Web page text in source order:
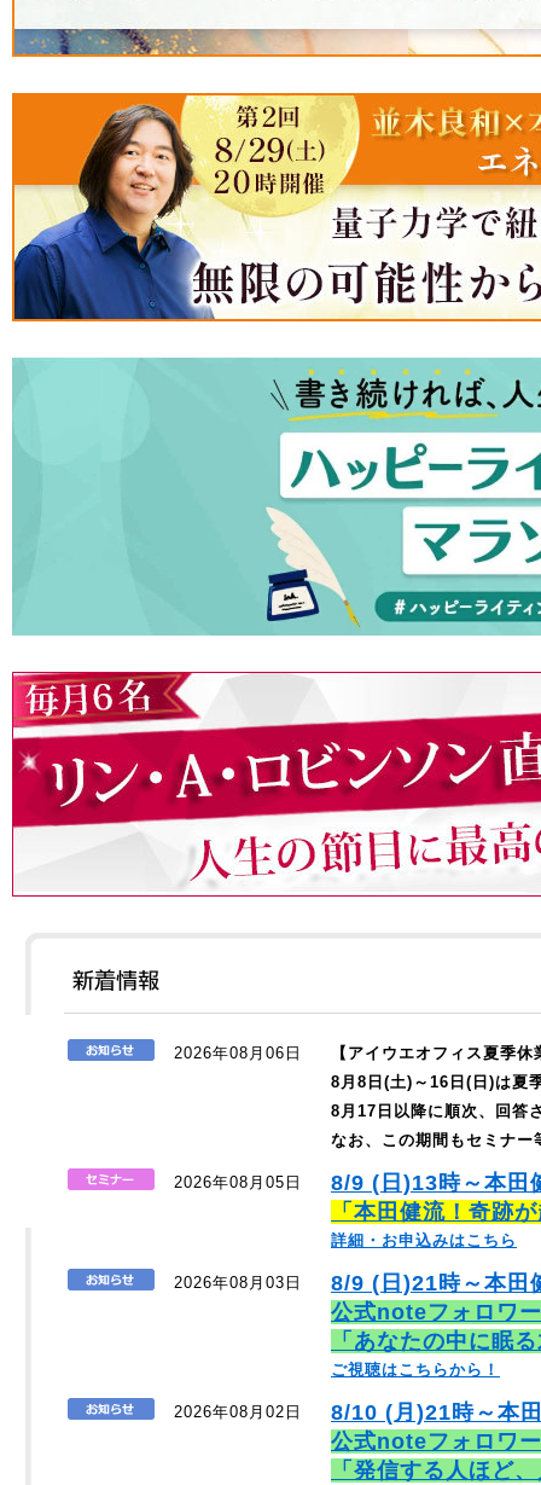
2026年08月06日
【アイウエオフィス夏季
8月8日(土)～16日(日)は夏
8月17日以降に順次、回答
なお、この期間もセミナ
2026年08月05日
8/9 (日)13時～本田
「本田健流！奇跡
詳細・お申込みはこちら
2026年08月03日
8/9 (日)21時～本田
公式noteフォロワ
「あなたの中に眠
ご視聴はこちらから！
2026年08月02日
8/10 (月)21時～本
公式noteフォロワ
「発信する人ほど